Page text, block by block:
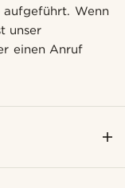
Wenn
unser
einen Anruf